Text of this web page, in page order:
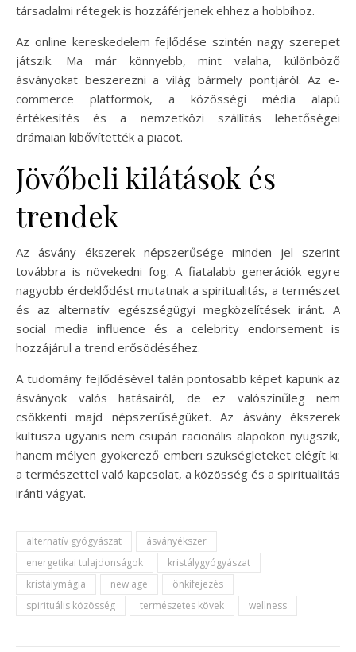
társadalmi rétegek is hozzáférjenek ehhez a hobbihoz.
Az online kereskedelem fejlődése szintén nagy szerepet
játszik. Ma már könnyebb, mint valaha, különböző
ásványokat beszerezni a világ bármely pontjáról. Az e-
commerce platformok, a közösségi média alapú
értékesítés és a nemzetközi szállítás lehetőségei
drámaian kibővítették a piacot.
Jövőbeli kilátások és
trendek
Az ásvány ékszerek népszerűsége minden jel szerint
továbbra is növekedni fog. A fiatalabb generációk egyre
nagyobb érdeklődést mutatnak a spiritualitás, a természet
és az alternatív egészségügyi megközelítések iránt. A
social media influence és a celebrity endorsement is
hozzájárul a trend erősödéséhez.
A tudomány fejlődésével talán pontosabb képet kapunk az
ásványok valós hatásairól, de ez valószínűleg nem
csökkenti majd népszerűségüket. Az ásvány ékszerek
kultusza ugyanis nem csupán racionális alapokon nyugszik,
hanem mélyen gyökerező emberi szükségleteket elégít ki:
a természettel való kapcsolat, a közösség és a spiritualitás
iránti vágyat.
alternatív gyógyászat
ásványékszer
energetikai tulajdonságok
kristálygyógyászat
kristálymágia
new age
önkifejezés
spirituális közösség
természetes kövek wellness